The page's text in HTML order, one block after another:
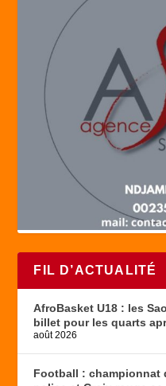
FIL D’ACTUALITÉ
AfroBasket U18 : les
billet pour les quarts
août 2026
Football : championnat